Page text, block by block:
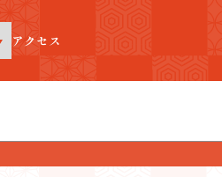
アクセス